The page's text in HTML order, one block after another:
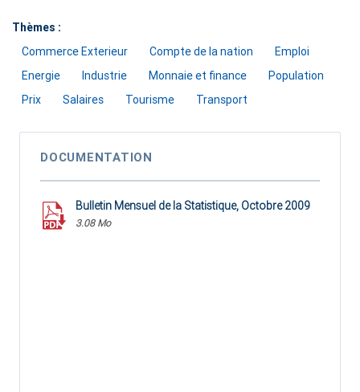
Thèmes :
Commerce Exterieur
Compte de la nation
Emploi
Energie
Industrie Monnaie et finance
Population
Prix
Salaires Tourisme Transport
DOCUMENTATION
Bulletin Mensuel de la Statistique, Octobre 2009
3.08 Mo